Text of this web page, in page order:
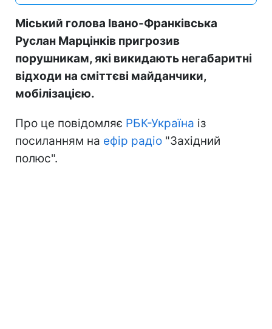
Міський голова Івано-Франківська
Руслан Марцінків пригрозив
порушникам, які викидають негабаритні
відходи на сміттєві майданчики,
мобілізацією.
Про це повідомляє РБК-Україна із
посиланням на ефір радіо "Західний
полюс".